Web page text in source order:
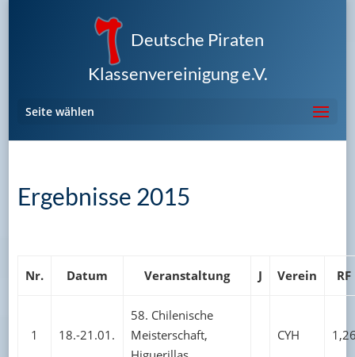
Deutsche Piraten
Klassenvereinigung e.V.
Seite wählen
Ergebnisse 2015
Nr. Datum Veranstaltung J Verein RF
1 18.-21.01.
58. Chilenische
Meisterschaft,
CYH